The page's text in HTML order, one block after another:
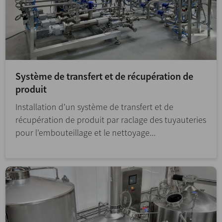
Système de transfert et de récupération de
produit
Installation d’un système de transfert et de
récupération de produit par raclage des tuyauteries
pour l’embouteillage et le nettoyage...